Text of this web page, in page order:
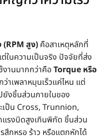
(RPM สูง) คือสาเหตุหลักที่
ในความเป็นจริง ปัจจัยที่ส่ง
งานมากกว่าคือTorque หรือ
าเพลาหมุนเร็วแค่ไหน แต่
งชิ้นส่วนภายในของ
เป็น Cross, Trunnion,
แรงบิดสูงเกินพิกัด ชิ้นส่วน
สึกหรอ ร้าว หรือแตกหักได้